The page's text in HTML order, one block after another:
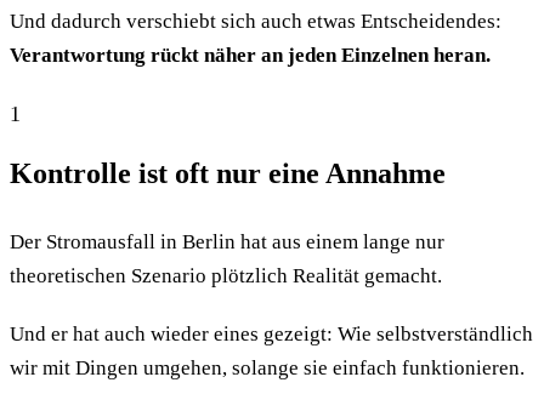
Und dadurch verschiebt sich auch etwas Entscheidendes:
Verantwortung rückt näher an jeden Einzelnen heran.
1
Kontrolle ist oft nur eine Annahme
Der Stromausfall in Berlin hat aus einem lange nur
theoretischen Szenario plötzlich Realität gemacht.
Und er hat auch wieder eines gezeigt: Wie selbstverständlich
wir mit Dingen umgehen, solange sie einfach funktionieren.